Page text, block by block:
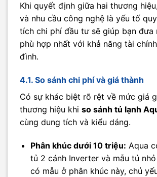
Khi quyết định giữa hai thương
và nhu cầu công nghệ là yếu tố
tích chi phí đầu tư sẽ giúp bạn đưa
phù hợp nhất với khả năng tài
đình.
4.1. So sánh chi phí và giá thành
Có sự khác biệt rõ rệt về mức giá
thương hiệu khi so sánh tủ lạnh
cùng dung tích và kiểu dáng.
Phân khúc dưới 10 triệu: Aqua
tủ 2 cánh Inverter và mẫu tủ
có mẫu ở phân khúc này, chủ